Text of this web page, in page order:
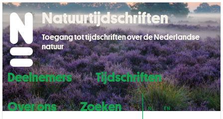
Deelnemers
Tijdschriften
Over ons
Zoeken NL EN
Natuurtijdschriften
Toegang tot tijdschriften over de Nederlandse
natuur